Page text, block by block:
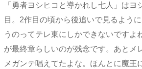
「勇者ヨシヒコと導かれし七人」はヨ
目。2作目の頃から後追いで見るよう
うのってテレ東にしかできないですよ
が最終章らしいのが残念です。あとメ
メガンテ唱えてたよな。ほんとに魔王